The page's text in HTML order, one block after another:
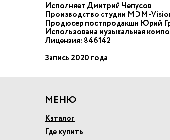
Исполняет Дмитрий Чепусов
Производство студии MDM-
Продюсер постпродакшн Юрий
Использована музыкальная
Лицензия: 846142
Запись 2020 года
МЕНЮ
Каталог
Где купить